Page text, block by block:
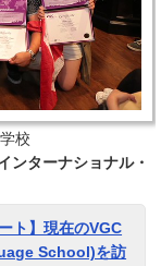
校
ターナショナル・
ト】現在のVGC
School)を訪